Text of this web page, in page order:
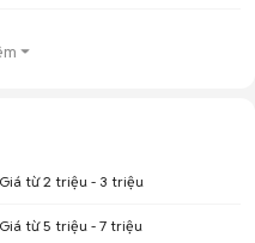
Giá từ 2 triệu - 3 triệu
Giá từ 5 triệu - 7 triệu